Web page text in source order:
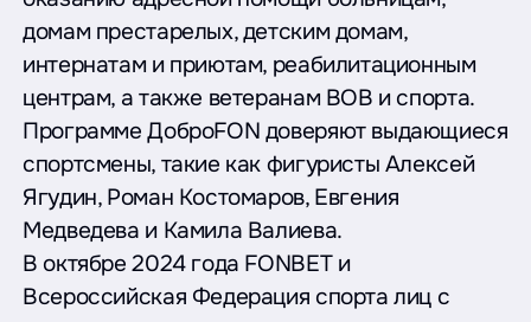
домам престарелых, детским домам,
интернатам и приютам, реабилитационным
центрам, а также ветеранам ВОВ и спорта.
Программе ДоброFON доверяют выдающиеся
спортсмены, такие как фигуристы Алексей
Ягудин, Роман Костомаров, Евгения
Медведева и Камила Валиева.
В октябре 2024 года FONBET и
Всероссийская Федерация спорта лиц с